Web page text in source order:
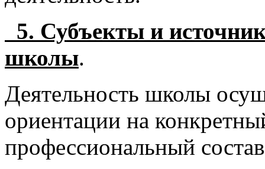
5. Субъекты и
школы.
Деятельность школы
ориентации на
профессиональный